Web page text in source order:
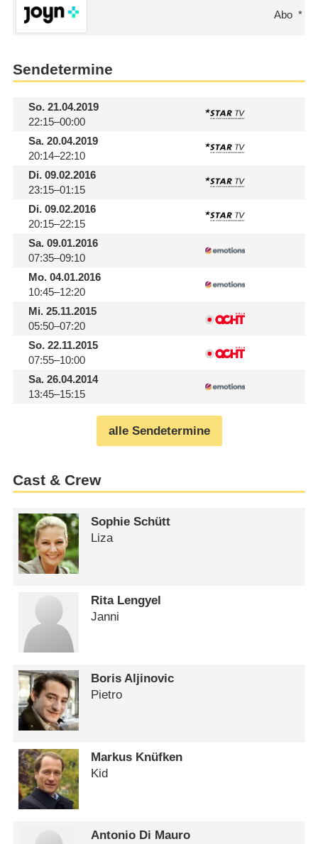
Abo
Sendetermine
So.21.04.2019
22:15–00:00
Sa.20.04.2019
20:14–22:10
Di.09.02.2016
23:15–01:15
Di.09.02.2016
20:15–22:15
Sa.09.01.2016
07:35–09:10
Mo.04.01.2016
10:45–12:20
Mi.25.11.2015
05:50–07:20
So.22.11.2015
07:55–10:00
Sa.26.04.2014
13:45–15:15
alle Sendetermine
Cast & Crew
Sophie Schütt
Liza
Rita Lengyel
Janni
Boris Aljinovic
Pietro
Markus Knüfken
Kid
Antonio Di Mauro